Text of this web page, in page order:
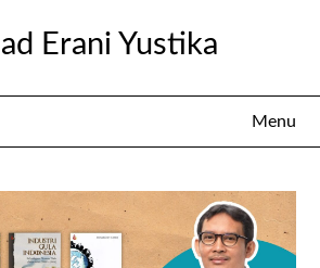
Erani Yustika
Menu